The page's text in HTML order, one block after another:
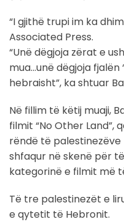
“I gjithë trupi im ka
Associated Press.
“Unë dëgjoja zërat e
mua…unë dëgjoja fjalën
hebraisht”, ka shtuar
Në fillim të këtij muaji,
filmit “No Other Land”,
rëndë të palestinezëve
shfaqur në skenë për
kategorinë e filmit më
Të tre palestinezët e
e qytetit të Hebronit.